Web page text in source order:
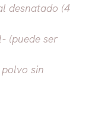
desnatado (4
(puede ser
sin